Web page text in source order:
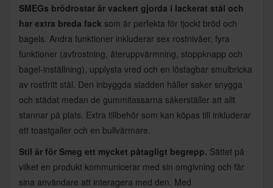
SMEGs brödrostar är vackert gjorda i lackerat stål och
har extra breda fack som är perfekta för tjockt bröd och
bagels. Andra funktioner inkluderar sex rostnivåer, fyra
funktioner (avfrostning, återuppvärmning, stoppknapp och
bagel-inställning), upplysta vred och en löstagbar smulbricka
av rostfritt stål. Den inbyggda sladden håller saker snygga
och städat medan de gummitassarna säkerställer att allt
stannar på plats. Extra tillbehör som kan köpas till inkluderar
ett toastgaller och en bullvärmare.
Stil är för Smeg ett mycket påtagligt begrepp. Sättet på
vilket en produkt kommunicerar med sin omgivning och får
sina användare att interagera med den. Med